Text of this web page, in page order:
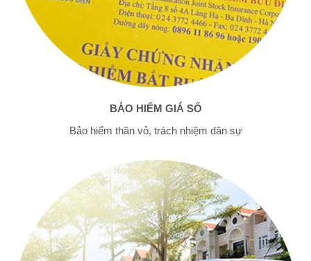
BẢO HIỂM GIÁ SỐ
Bảo hiểm thân vỏ, trách nhiệm dân sự